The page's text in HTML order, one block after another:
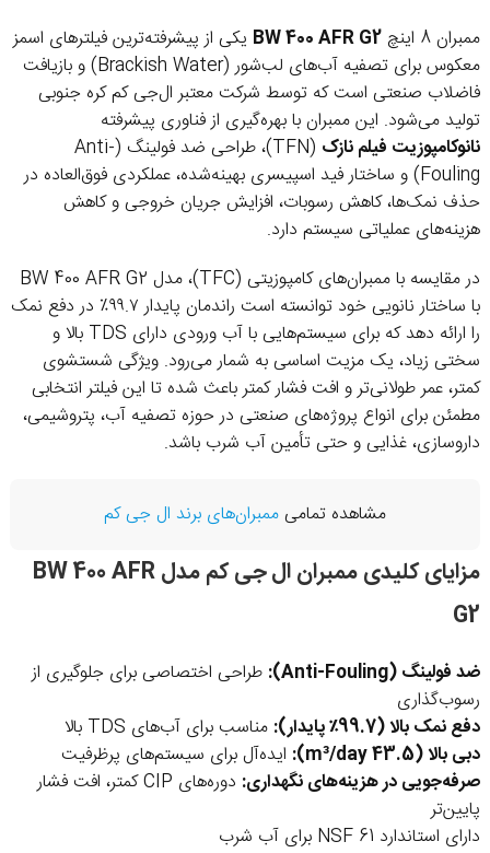
ممبران 8 اینچ BW 400 AFR G2 یکی از پیشرفته‌ترین فیلترهای اسمز
معکوس برای تصفیه آب‌های لب‌شور (Brackish Water) و بازیافت
فاضلاب صنعتی است که توسط شرکت معتبر ال‌جی کم کره جنوبی
تولید می‌شود. این ممبران با بهره‌گیری از فناوری پیشرفته
نانوکامپوزیت فیلم نازک
(TFN)، طراحی ضد فولینگ (Anti-
Fouling) و ساختار فید اسپیسری بهینه‌شده، عملکردی فوق‌العاده در
حذف نمک‌ها، کاهش رسوبات، افزایش جریان خروجی و کاهش
هزینه‌های عملیاتی سیستم دارد.
در مقایسه با ممبران‌های کامپوزیتی (TFC)، مدل BW 400 AFR G2
با ساختار نانویی خود توانسته است راندمان پایدار ۹۹.۷٪ در دفع نمک
را ارائه دهد که برای سیستم‌هایی با آب ورودی دارای TDS بالا و
سختی زیاد، یک مزیت اساسی به شمار می‌رود. ویژگی شستشوی
کمتر، عمر طولانی‌تر و افت فشار کمتر باعث شده تا این فیلتر انتخابی
مطمئن برای انواع پروژه‌های صنعتی در حوزه تصفیه آب، پتروشیمی،
داروسازی، غذایی و حتی تأمین آب شرب باشد.
مشاهده تمامی ممبران‌های برند ال جی کم
مزایای کلیدی ممبران ال جی کم مدل BW 400 AFR
G2
ضد فولینگ (Anti-Fouling):
طراحی اختصاصی برای جلوگیری از
رسوب‌گذاری
دفع نمک بالا (99.7٪ پایدار):
مناسب برای آب‌های TDS بالا
دبی بالا (43.5 m³/day):
ایده‌آل برای سیستم‌های پرظرفیت
صرفه‌جویی در هزینه‌های نگهداری:
دوره‌های CIP کمتر، افت فشار
پایین‌تر
دارای استاندارد NSF 61 برای آب شرب